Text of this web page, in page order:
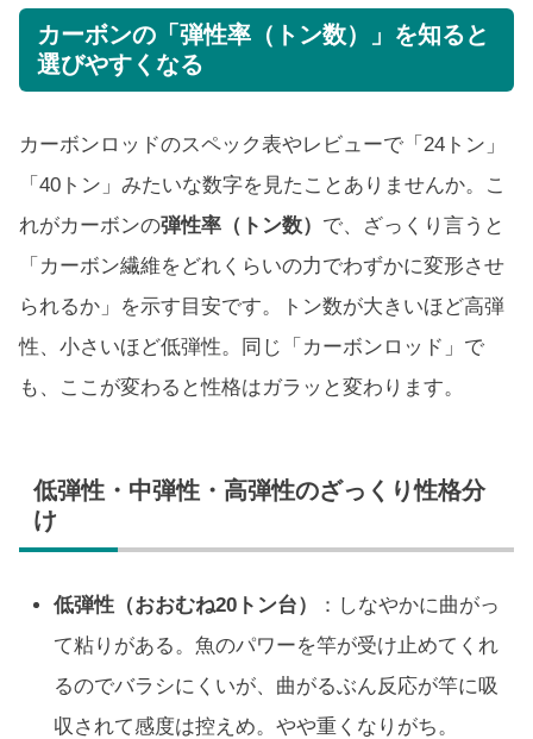
カーボンの「弾性率（トン数）」を知ると
選びやすくなる
カーボンロッドのスペック表やレビューで「24トン」
「40トン」みたいな数字を見たことありませんか。こ
れがカーボンの弾性率（トン数） で、ざっくり言うと
「カーボン繊維をどれくらいの力でわずかに変形させ
られるか」を示す目安です。トン数が大きいほど高弾
性、小さいほど低弾性。同じ「カーボンロッド」で
も、ここが変わると性格はガラッと変わります。
低弾性・中弾性・高弾性のざっくり性格分
け
低弾性（おおむね20トン台）
：しなやかに曲がっ
て粘りがある。魚のパワーを竿が受け止めてくれ
るのでバラシにくいが、曲がるぶん反応が竿に吸
収されて感度は控えめ。やや重くなりがち。